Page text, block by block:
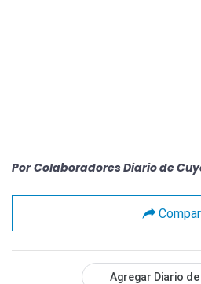
Por Colaboradores Diario de
Agregar Diario de